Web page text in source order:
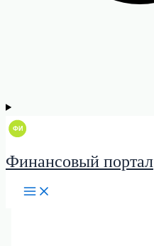
Финансовый портал